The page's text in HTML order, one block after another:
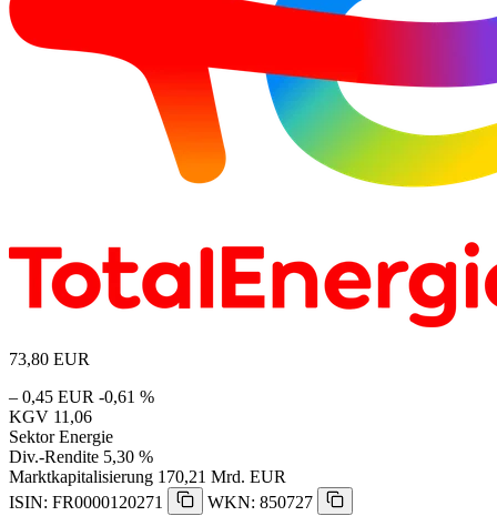
73,80 EUR
– 0,45 EUR -0,61 %
KGV 11,06
Sektor Energie
Div.-Rendite 5,30 %
Marktkapitalisierung 170,21 Mrd. EUR
ISIN: FR0000120271
WKN: 850727